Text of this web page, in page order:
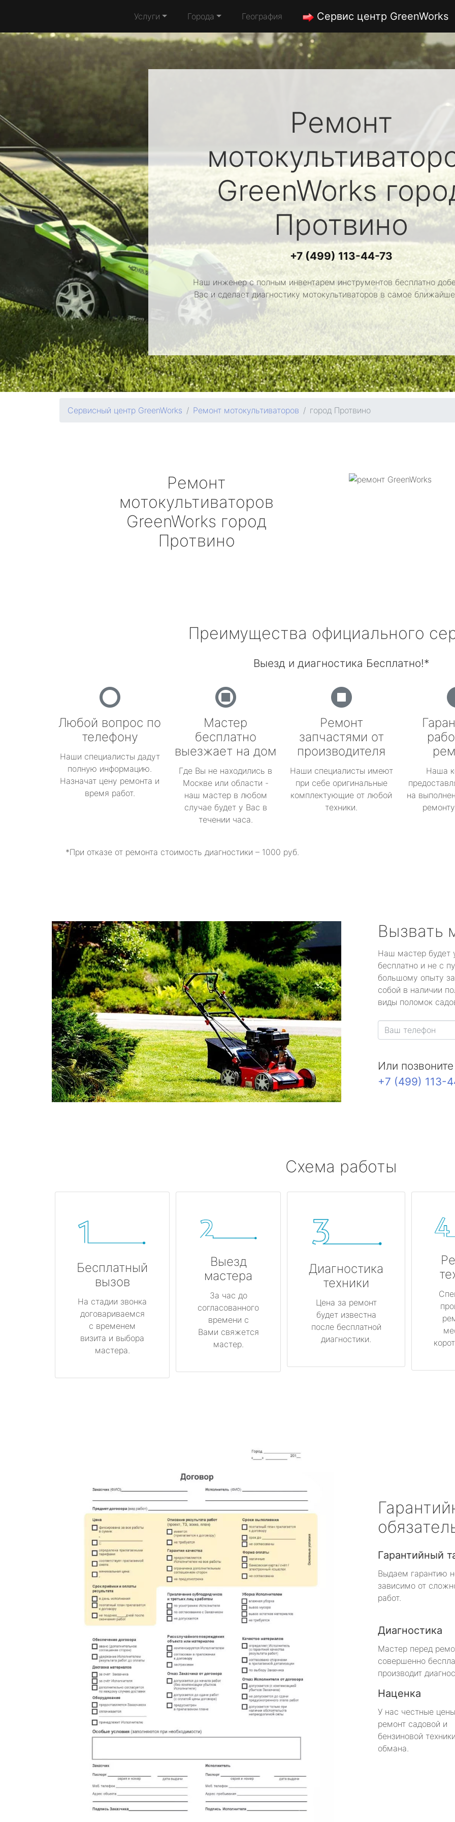
Услуги Города География Сервис центр GreenWorks
Ремонт
GreenWorks
Протвино
+7 (499) 113-44-73
Наш инженер с полным инвентарем инструментов бесплатно
Вас и сделает диагностику мотокультиваторов в самое
Сервисный центр GreenWorks Ремонт мотокультиваторов город Протвино
Ремонт
мотокультиваторов
GreenWorks город
Протвино
Преимущества официального
Выезд и диагностика Бесплатно!*
Любой вопрос по
телефону
Наши специалисты дадут
полную информацию.
Назначат цену ремонта и
время работ.
Мастер
бесплатно
выезжает на дом
Где Вы не находились в
Москве или области -
наш мастер в любом
случае будет у Вас в
течении часа.
Ремонт
запчастями от
производителя
Наши специалисты имеют
при себе оригинальные
комплектующие от любой
техники.
Наша
на
*При отказе от ремонта стоимость диагностики – 1000 руб.
Вызвать
Наш мастер будет
бесплатно и не с
большому опыту
собой в наличии
виды поломок
Или
+7 (499) 113-
Схема работы
Бесплатный
вызов
На стадии звонка
договариваемся
с временем
визита и выбора
мастера.
Выезд
мастера
За час до
согласованного
времени с
Вами свяжется
мастер.
Диагностика
техники
Цена за ремонт
будет известна
после бесплатной
диагностики.
Гарантийный
Выдаем гарантию
зависимо от
работ.
Диагностика
Мастер перед
совершенно
производит
Наценка
У нас честные
ремонт садовой и
бензиновой
обмана.